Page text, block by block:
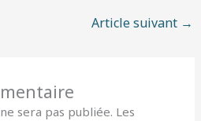
Article suivant →
sera pas publiée. Les